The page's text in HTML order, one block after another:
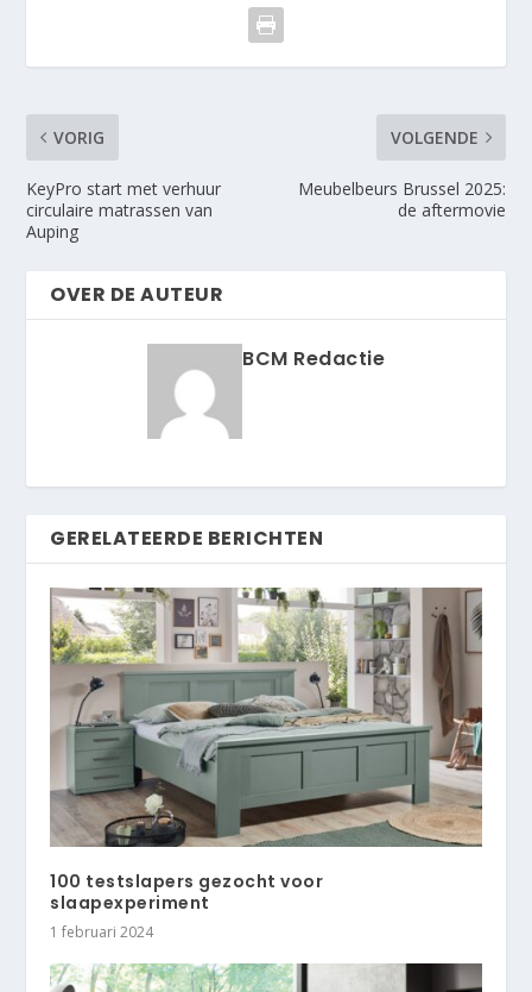
VORIG
KeyPro start met verhuur
circulaire matrassen van
Auping
VOLGENDE
Meubelbeurs Brussel 2025:
de aftermovie
OVER DE AUTEUR
BCM Redactie
GERELATEERDE BERICHTEN
100 testslapers gezocht voor
slaapexperiment
1 februari 2024